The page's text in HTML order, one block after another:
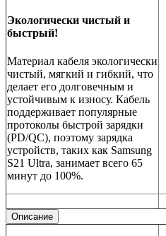
Экологически чистый и
быстрый!
Материал кабеля экологически
чистый, мягкий и гибкий, что
делает его долговечным и
устойчивым к износу. Кабель
поддерживает популярные
протоколы быстрой зарядки
(PD/QC), поэтому зарядка
устройств, таких как Samsung
S21 Ultra, занимает всего 65
минут до 100%.
Описание